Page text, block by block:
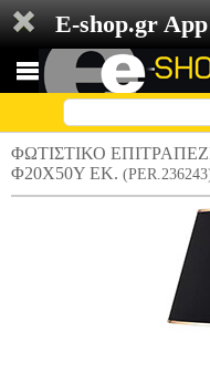
E-shop.gr App
ΦΩΤΙΣΤΙΚΟ
Φ20X50Y ΕΚ.